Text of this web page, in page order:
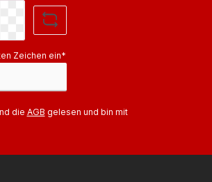
Zeichen ein*
die AGB gelesen und bin mit